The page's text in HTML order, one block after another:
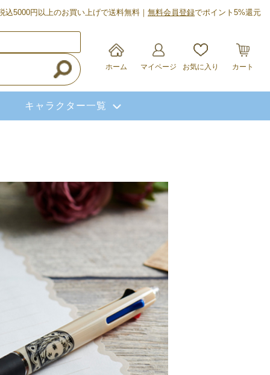
込5000円以上のお買い上げで送料無料｜ 無料会員登録でポイント5%還元
ホーム マイページ お気に入り カート
キャラクター一覧